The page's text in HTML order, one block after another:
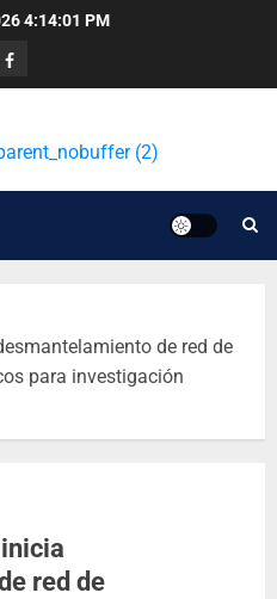
4:14:02 PM
de red de
para investigación
red de